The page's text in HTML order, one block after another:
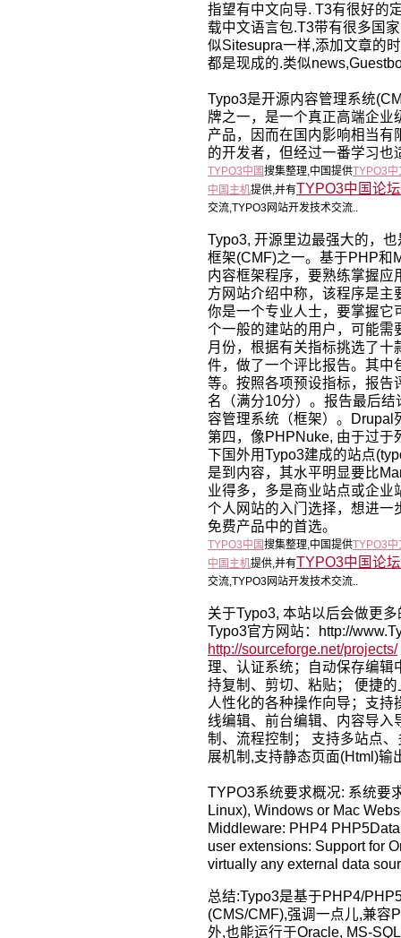
指望有中文向导. T3有很好的
载中文语言包.T3带有很多国
似Sitesupra一样,添加文章的
都是现成的.类似
Typo3是开源内容管理系统
牌之一，是一个真正高端企
产品，因而在国内影响相当有
的开发者，但经过一番学习
TYPO3中国搜集整理,中国提供TYPO3中
中国主机提供,并有TYPO3中国论坛
交流,TYPO3网站开发技术交流..
Typo3, 开源里边最强大的，
框架(CMF)之一。基于PHP和
内容框架程序，要熟练掌握
方网站介绍中称，该程序是
你是一个专业人士，要掌握它
个一般的建站的用户，可能需
月份，根据有关指标挑选了
件，做了一个评比报告。其中
等。按照各项预设指标，报告
名（满分10分）。报告最后
容管理系统（框架）。Drupal
第四，像PHPNuke, 由于过于
下国外用Typo3建成的站点
是到内容，其水平明显要比
业得多，多是商业站点或企业
个人网站的入门选择，想进一
免费产品中的首选。
TYPO3中国搜集整理,中国提供TYPO3中
中国主机提供,并有TYPO3中国论坛
交流,TYPO3网站开发技术交流..
关于Typo3, 本站以后会做更
Typo3官方网站：http://
http://sourceforge.net/projects/
理、认证系统；自动保存编辑
持复制、剪切、粘贴； 便捷
人性化的各种操作向导；支
线编辑、前台编辑、内容导入
制、流程控制； 支持多站点
展机制,支持静态页面(Html)输
TYPO3系统要求概况: 系统要
Linux), Windows or Mac
Middleware: PHP4
user extensions: Support for
virtually any external data
总结:Typo3是基于PHP4/
(CMS/CMF),强调一点儿,兼容
外,也能运行于Oracle, MS-